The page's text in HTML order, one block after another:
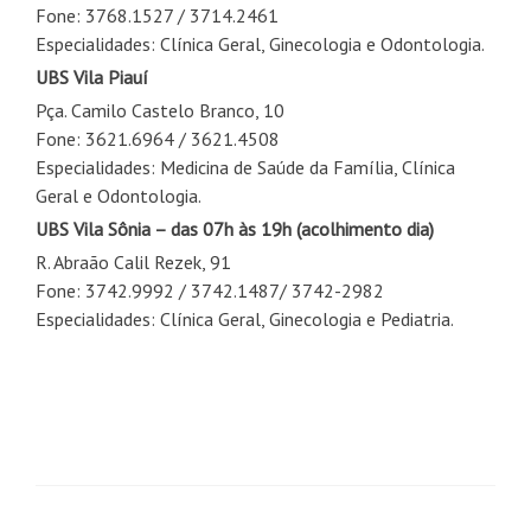
Fone: 3768.1527 / 3714.2461
Especialidades: Clínica Geral, Ginecologia e Odontologia.
UBS Vila Piauí
Pça. Camilo Castelo Branco, 10
Fone: 3621.6964 / 3621.4508
Especialidades: Medicina de Saúde da Família, Clínica
Geral e Odontologia.
UBS Vila Sônia – das 07h às 19h (acolhimento dia)
R. Abraão Calil Rezek, 91
Fone: 3742.9992 / 3742.1487/ 3742-2982
Especialidades: Clínica Geral, Ginecologia e Pediatria.